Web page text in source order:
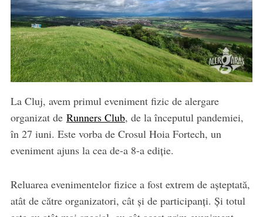
La Cluj, avem primul eveniment fizic de alergare
organizat de Runners Club, de la începutul pandemiei,
în 27 iuni. Este vorba de Crosul Hoia Fortech, un
eveniment ajuns la cea de-a 8-a ediție.
Reluarea evenimentelor fizice a fost extrem de așteptată,
atât de către organizatori, cât și de participanți. Și totul